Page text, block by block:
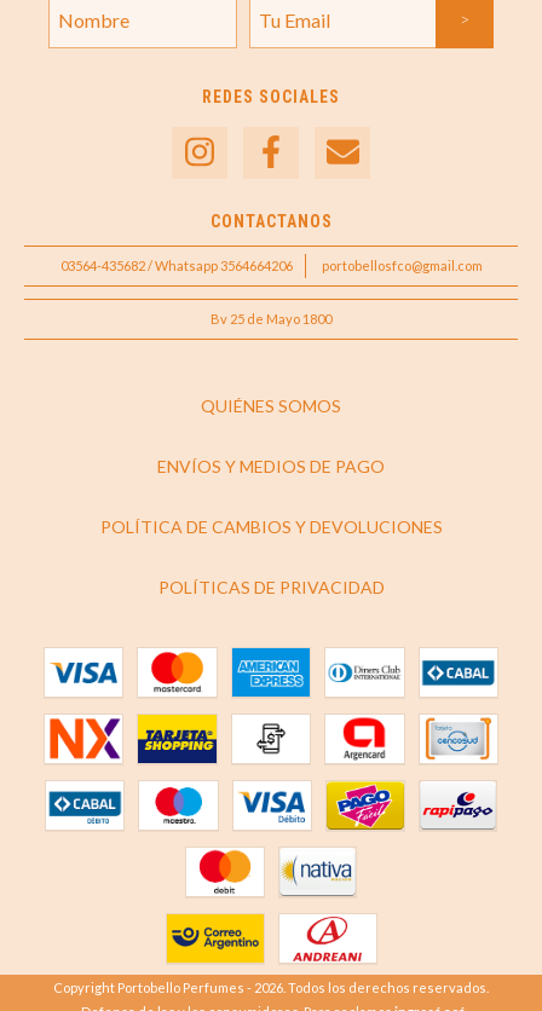
REDES SOCIALES
CONTACTANOS
03564-435682 / Whatsapp 3564664206 portobellosfco@gmail.com
Bv 25 de Mayo 1800
QUIÉNES SOMOS
ENVÍOS Y MEDIOS DE PAGO
POLÍTICA DE CAMBIOS Y DEVOLUCIONES
POLÍTICAS DE PRIVACIDAD
Copyright Portobello Perfumes - 2026. Todos los derechos reservados.